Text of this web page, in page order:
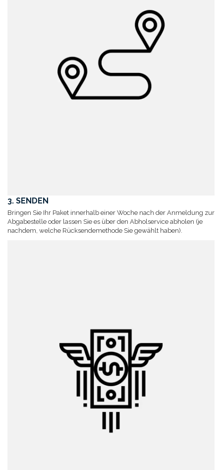
3. SENDEN
Bringen Sie Ihr Paket innerhalb einer Woche nach der Anmeldung zur
Abgabestelle oder lassen Sie es über den Abholservice abholen (je
nachdem, welche Rücksendemethode Sie gewählt haben).